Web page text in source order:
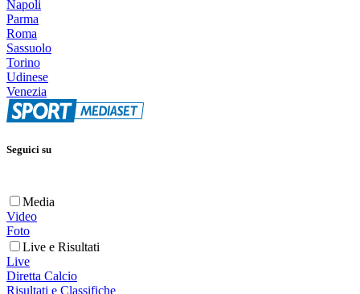
Napoli
Parma
Roma
Sassuolo
Torino
Udinese
Venezia
Seguici su
Media
Video
Foto
Live e Risultati
Live
Diretta Calcio
Risultati e Classifiche